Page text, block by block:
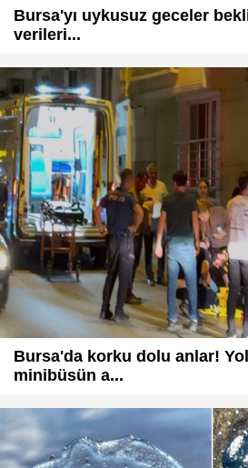
Bursa'yı uykusuz geceler
verileri...
Bursa'da korku dolu anlar!
minibüsün a...